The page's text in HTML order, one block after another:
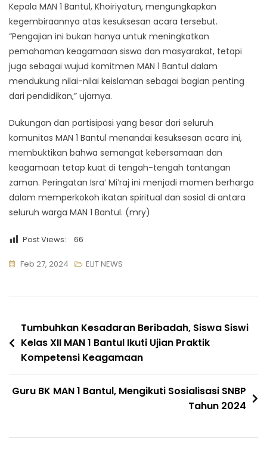
Kepala MAN 1 Bantul, Khoiriyatun, mengungkapkan
kegembiraannya atas kesuksesan acara tersebut.
“Pengajian ini bukan hanya untuk meningkatkan
pemahaman keagamaan siswa dan masyarakat, tetapi
juga sebagai wujud komitmen MAN 1 Bantul dalam
mendukung nilai-nilai keislaman sebagai bagian penting
dari pendidikan,” ujarnya.
Dukungan dan partisipasi yang besar dari seluruh
komunitas MAN 1 Bantul menandai kesuksesan acara ini,
membuktikan bahwa semangat kebersamaan dan
keagamaan tetap kuat di tengah-tengah tantangan
zaman. Peringatan Isra’ Mi’raj ini menjadi momen berharga
dalam memperkokoh ikatan spiritual dan sosial di antara
seluruh warga MAN 1 Bantul. (mry)
Post Views: 66
Feb 27, 2024 ELIT NEWS
Navigasi
pos
Tumbuhkan Kesadaran Beribadah, Siswa Siswi
Kelas XII MAN 1 Bantul Ikuti Ujian Praktik
Kompetensi Keagamaan
Guru BK MAN 1 Bantul, Mengikuti Sosialisasi SNBP
Tahun 2024